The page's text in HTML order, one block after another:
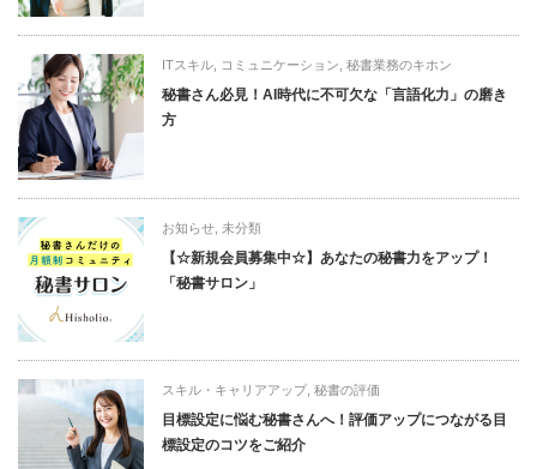
ITスキル, コミュニケーション 秘書業務のキホン
秘書さん必見！AI時代に不可欠な「言語化力」の磨き
方
お知らせ, 未分類
【☆新規会員募集中☆】あなたの秘書力をアップ！
「秘書サロン」
スキル・キャリアアップ, 秘書の評価
目標設定に悩む秘書さんへ！評価アップにつながる目
標設定のコツをご紹介